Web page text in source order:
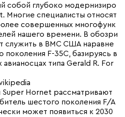
собой глубоко модернизиро
Многие специалисты относят
совершенных многофунк
нашего времени. В обозри
служить в ВМС США наравне
поколения F-35C, базируясь в
типа Gerald R. For
Super Hornet рассматривают
шестого поколения F/A
может появиться к 2030